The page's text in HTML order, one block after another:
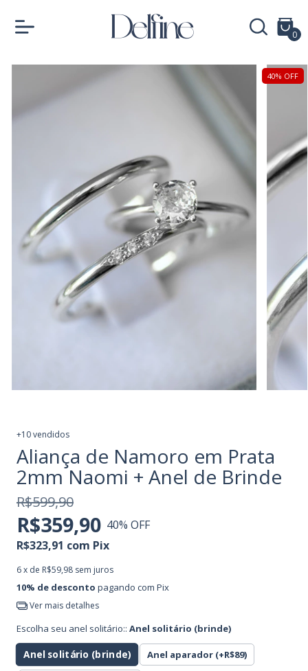
0
40% OFF
+10 vendidos
Aliança de Namoro em Prata
2mm Naomi + Anel de Brinde
R$599,90
R$359,90 40% OFF
R$323,91 com Pix
6x de R$59,98 sem juros
10% de desconto pagando com Pix
Ver mais detalhes
Escolha seu anel solitário:: Anel solitário (brinde)
Anel solitário (brinde) Anel aparador (+R$89)